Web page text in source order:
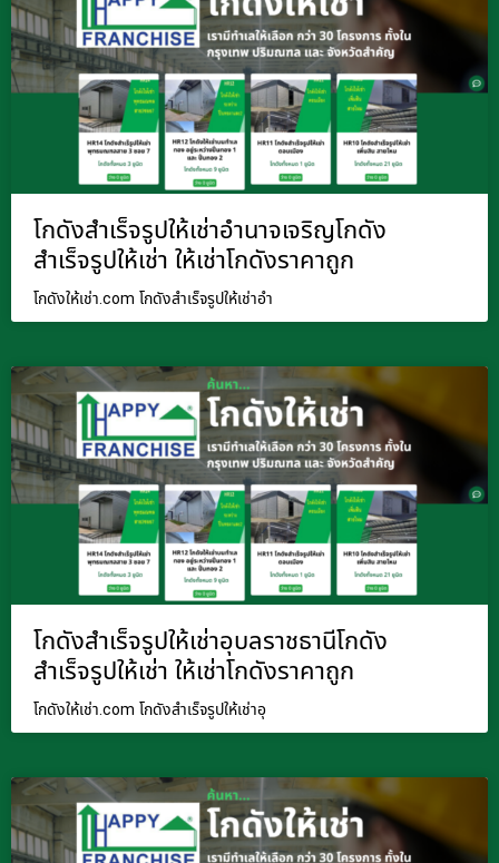
โกดังสำเร็จรูปให้เช่าอำนาจเจริญโกดัง
สำเร็จรูปให้เช่า ให้เช่าโกดังราคาถูก
โกดังให้เช่า.com โกดังสำเร็จรูปให้เช่าอำ
โกดังสำเร็จรูปให้เช่าอุบลราชธานีโกดัง
สำเร็จรูปให้เช่า ให้เช่าโกดังราคาถูก
โกดังให้เช่า.com โกดังสำเร็จรูปให้เช่าอุ